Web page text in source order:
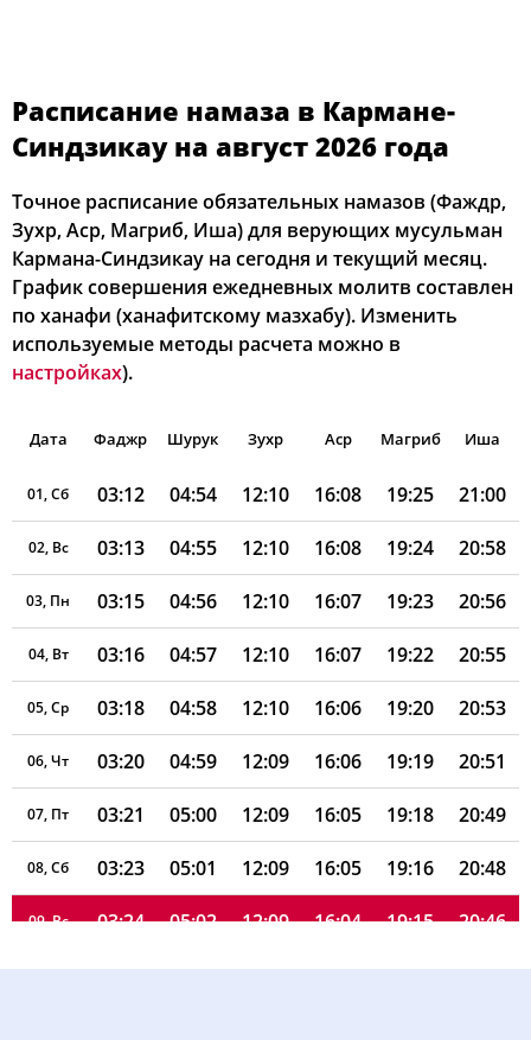
Расписание намаза в Кармане-
Синдзикау на август 2026 года
Точное расписание обязательных намазов (Фаждр,
Зухр, Аср, Магриб, Иша) для верующих мусульман
Кармана-Синдзикау на сегодня и текущий месяц.
График совершения ежедневных молитв составлен
по ханафи (ханафитскому мазхабу). Изменить
используемые методы расчета можно в
настройках).
Дата Фаджр Шурук Зухр Аср Магриб Иша
01, Сб 03:12 04:54 12:10 16:08 19:25 21:00
02, Вс 03:13 04:55 12:10 16:08 19:24 20:58
03, Пн 03:15 04:56 12:10 16:07 19:23 20:56
04, Вт 03:16 04:57 12:10 16:07 19:22 20:55
05, Ср 03:18 04:58 12:10 16:06 19:20 20:53
06, Чт 03:20 04:59 12:09 16:06 19:19 20:51
07, Пт 03:21 05:00 12:09 16:05 19:18 20:49
08, Сб 03:23 05:01 12:09 16:05 19:16 20:48
09, Вс 03:24 05:02 12:09 16:04 19:15 20:46
10, Пн 03:26 05:04 12:09 16:03 19:14 20:44